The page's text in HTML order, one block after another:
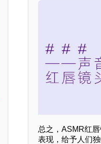
总之，ASMR红
表现，给予人们